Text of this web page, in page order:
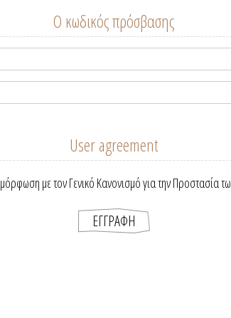
Ο κωδικός πρόσβασης
User agreement
με τον Γενικό Κανονισμό για την Προστασία